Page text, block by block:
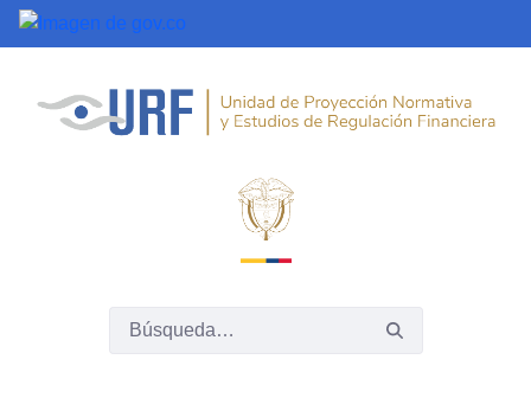
Saltar al contenido principal